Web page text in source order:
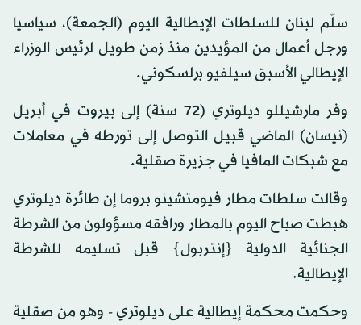
سلّم لبنان للسلطات الإيطالية اليوم (الجمعة)، سياسيا
ورجل أعمال من المؤيدين منذ زمن طويل لرئيس الوزراء
الإيطالي الأسبق سيلفيو برلسكوني.
وفر مارشيللو ديلوتري (72 سنة) إلى بيروت في أبريل
(نيسان) الماضي قبيل التوصل إلى تورطه في معاملات
مع شبكات المافيا في جزيرة صقلية.
وقالت سلطات مطار فيومتشينو بروما إن طائرة ديلوتري
هبطت صباح اليوم بالمطار ورافقه مسؤولون من الشرطة
الجنائية الدولية {إنتربول} قبل تسليمه للشرطة
الإيطالية.
وحكمت محكمة إيطالية على ديلوتري - وهو من صقلية